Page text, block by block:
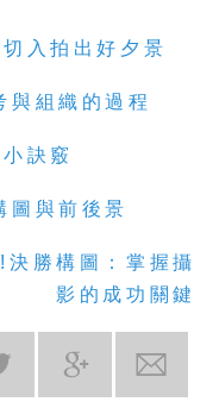
入拍出好夕景
與組織的過程
訣竅
圖與前後景
決勝構圖：掌握攝
影的成功關鍵